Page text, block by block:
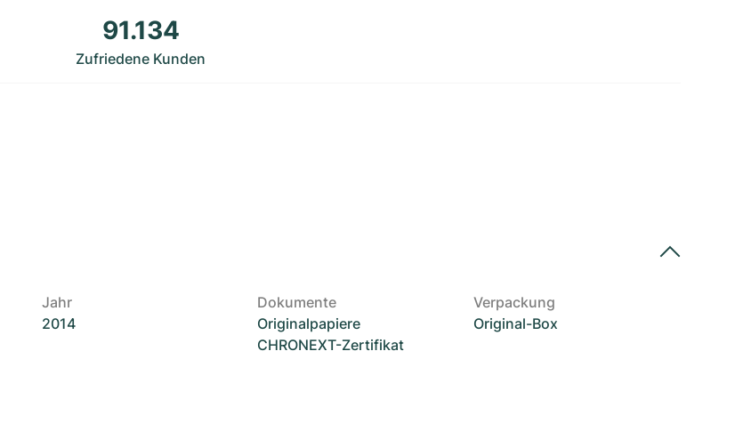
91.134
Zufriedene Kunden
Jahr
2014
Dokumente
Originalpapiere
CHRONEXT-Zertifikat
Verpackung
Original-Box